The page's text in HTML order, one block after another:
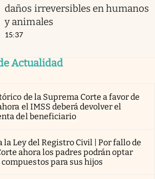
daños irreversibles en humanos
y animales
15:37
Actualidad
de la Suprema Corte a favor de
el IMSS deberá devolver el
del beneficiario
la Ley del Registro Civil | Por fallo de
ahora los padres podrán optar
para sus hijos